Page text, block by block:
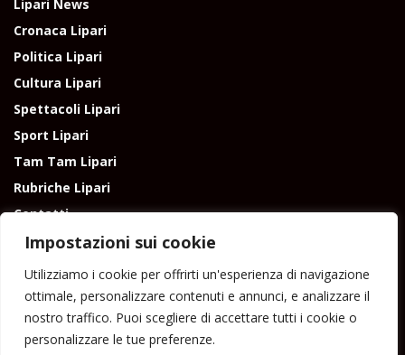
Impostazioni sui cookie
Utilizziamo i cookie per offrirti un'esperienza di navigazione
ottimale, personalizzare contenuti e annunci, e analizzare il
nostro traffico. Puoi scegliere di accettare tutti i cookie o
personalizzare le tue preferenze.
Lipari News
Cronaca Lipari
Politica Lipari
Cultura Lipari
Spettacoli Lipari
Sport Lipari
Tam Tam Lipari
Rubriche Lipari
Contatti
Direttore responsabile: Peppe Paino - Eolmedia, via Zinzolo, 20 - 980555 -
Lipari (Me) - Tel. 3924544698 e-mail: giornaledilipari@gmail.com -